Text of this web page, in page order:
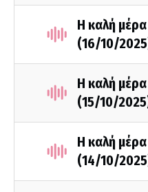
Η καλή
(16/10/
Η καλή
(15/10/
Η καλή
(14/10/